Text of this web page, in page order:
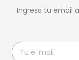
Ingresa tu email